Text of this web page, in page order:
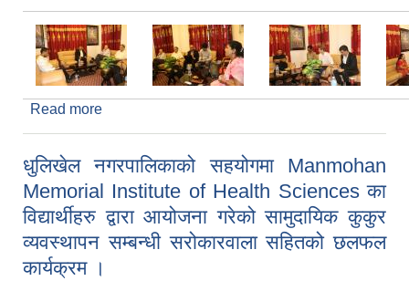
Read more
अन्तरक्रिया गर्नु हुँदै नगर प्रमुख तथा नगर उप- प्रमुख ज्यु !!
धुलिखेल नगरपालिकाको सहयोगमा Manmohan
Memorial Institute of Health Sciences का
विद्यार्थीहरु द्वारा आयोजना गरेको सामुदायिक कुकुर
व्यवस्थापन सम्बन्धी सरोकारवाला सहितको छलफल
कार्यक्रम ।